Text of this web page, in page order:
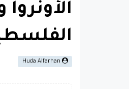
Huda Alfarhan